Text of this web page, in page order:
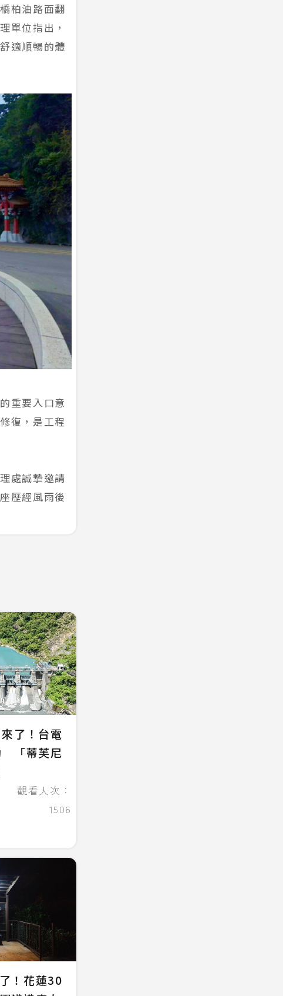
柏油路面翻
單位指出，
適順暢的體
重要入口意
復，是工程
處誠摯邀請
歷經風雨後
了！台電
「蒂芙尼
觀看人次：
1506
！花蓮30